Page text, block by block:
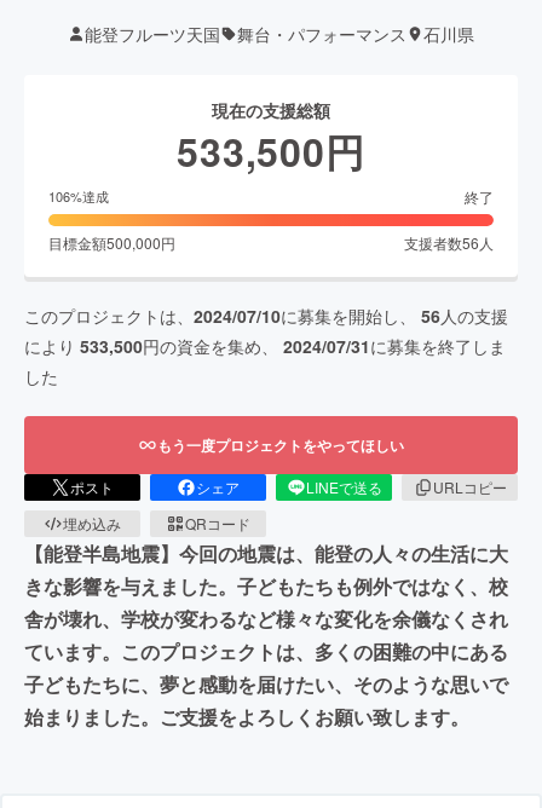
能登フルーツ天国 舞台・パフォーマンス 石川県
現在の支援総額
533,500円
106%達成 終了
目標金額500,000円 支援者数56 人
このプロジェクトは、 2024/07/10に募集を開始し、 56人の支援
により 533,500円の資金を集め、 2024/07/31に募集を終了しま
した
もう一度プロジェクトをやってほしい
ポスト シェア LINEで送る
URLコピー
埋め込み
QRコード
【能登半島地震】今回の地震は、能登の人々の生活に大
きな影響を与えました。子どもたちも例外ではなく、校
舎が壊れ、学校が変わるなど様々な変化を余儀なくされ
ています。このプロジェクトは、多くの困難の中にある
子どもたちに、夢と感動を届けたい、そのような思いで
始まりました。ご支援をよろしくお願い致します。